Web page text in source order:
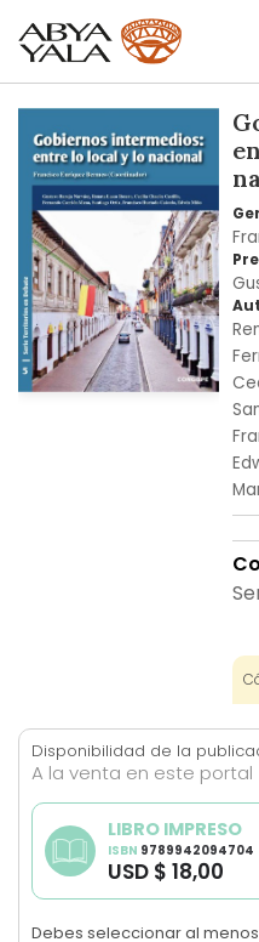
to
the
end
of
the
images
gallery
Disponibilidad de la
A la venta en este portal
LIBRO IMPRESO
ISBN 9789942094704
USD $ 18,00
Debes seleccionar al